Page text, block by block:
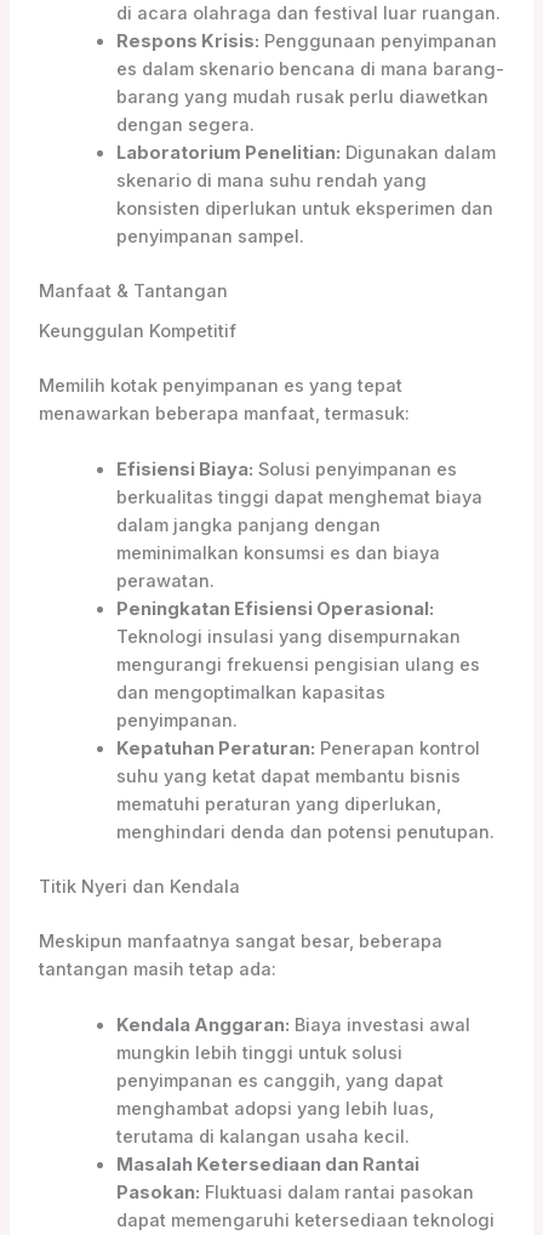
di acara olahraga dan festival luar ruangan.
Respons Krisis: Penggunaan penyimpanan
es dalam skenario bencana di mana barang-
barang yang mudah rusak perlu diawetkan
dengan segera.
Laboratorium Penelitian: Digunakan dalam
skenario di mana suhu rendah yang
konsisten diperlukan untuk eksperimen dan
penyimpanan sampel.
Manfaat & Tantangan
Keunggulan Kompetitif
Memilih kotak penyimpanan es yang tepat
menawarkan beberapa manfaat, termasuk:
Efisiensi Biaya: Solusi penyimpanan es
berkualitas tinggi dapat menghemat biaya
dalam jangka panjang dengan
meminimalkan konsumsi es dan biaya
perawatan.
Peningkatan Efisiensi Operasional:
Teknologi insulasi yang disempurnakan
mengurangi frekuensi pengisian ulang es
dan mengoptimalkan kapasitas
penyimpanan.
Kepatuhan Peraturan: Penerapan kontrol
suhu yang ketat dapat membantu bisnis
mematuhi peraturan yang diperlukan,
menghindari denda dan potensi penutupan.
Titik Nyeri dan Kendala
Meskipun manfaatnya sangat besar, beberapa
tantangan masih tetap ada:
Kendala Anggaran: Biaya investasi awal
mungkin lebih tinggi untuk solusi
penyimpanan es canggih, yang dapat
menghambat adopsi yang lebih luas,
terutama di kalangan usaha kecil.
Masalah Ketersediaan dan Rantai
Pasokan: Fluktuasi dalam rantai pasokan
dapat memengaruhi ketersediaan teknologi